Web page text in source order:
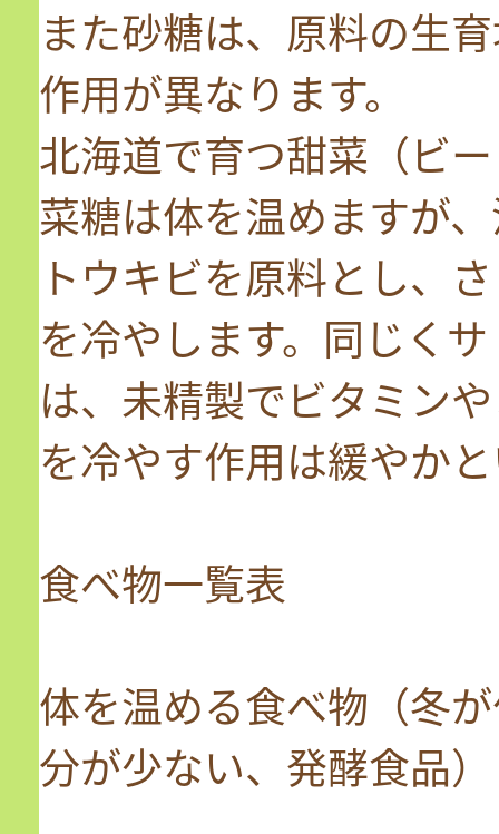
また砂糖は、原料の生
作用が異なります。
北海道で育つ甜菜（ビ
菜糖は体を温めますが
トウキビを原料とし、
を冷やします。同じく
は、未精製でビタミン
を冷やす作用は緩やか
食べ物一覧表
体を温める食べ物（冬
分が少ない、発酵食品）